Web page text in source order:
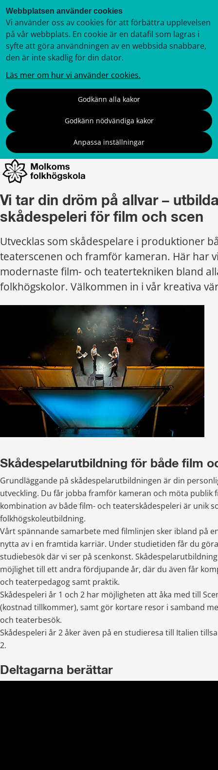
Webbplatsen använder cookies
Vi använder oss av cookies för att förbättra upplevelsen
på vår webbplats. En cookie är en datafil som lagras i
syfte att göra användningen av en webbsida snabbare,
den är inte skadlig för din dator.
Läs mer om hur vi använder cookies.
Godkänn alla kakor
Godkänn nödvändiga kakor
Anpassa inställningar
Vi tar din dröm på allvar –
skådespeleri för film och scen
Utvecklas som skådespelare i produktioner
teaterscenen och framför kameran. Här har
modernaste film- och teatertekniken bland
folkhögskolor. Välkommen in i vår kreativa
Skådespelarutbildning för både film
Grundläggande på skådespelarutbildningen är din
utveckling. Du får jobba framför kameran och möta publik
kombination av både film- och teaterskådespeleri är unik
folkhögskoleutbildning.
Vårt spännande samarbete med filmlinjen sker ibland på
nytta av i en framtida karriär. Under studietiden får du
studiebesök där vi ser på scenkonst.
möjlighet till ett andra fördjupande år, där du även får
och teaterpedagog samt praktik.
Skådespeleri år 1 och 2 har möjligheten att åka med till
(kostnad tillkommer), samt gör kortare resor i samband
och teaterbesök.
Skådespeleri år 2 åker även på en studieresa till Italien
2.
Deltagarna berättar